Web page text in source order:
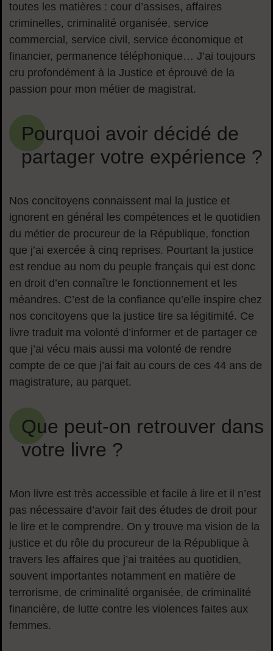
toutes les matières : cour d’assises, affaires
criminelles, criminalité organisée, service
commercial, service civil, service économique et
financier, permanence téléphonique… J’ai toujours
cru profondément à la Justice et éprouvé de la
passion pour mon métier de magistrat.
Pourquoi avoir décidé de
partager votre expérience ?
Nos concitoyens connaissent mal la justice et
ignorent en général les compétences et le quotidien
du métier de procureur de la République, fonction
que j’ai exercée à cinq reprises. Pourtant la justice
est rendue au nom du peuple français qui est donc
en droit d’en connaître le fonctionnement et les
méandres. C’est de la confiance qu’elle inspire chez
nos concitoyens que la justice tire sa légitimité. Ce
livre traduit ma volonté d’informer et de partager ce
que j’ai vécu mais aussi ma volonté de rendre
compte de ce que j’ai fait au cours de ces 44 ans de
magistrature, au parquet.
Que peut-on retrouver dans
votre livre ?
Mon livre est très accessible et facile à lire et il n’est
pas nécessaire d’avoir fait des études de droit pour
le lire et le comprendre. On y trouve ma vision de la
justice et du rôle du procureur de la République à
travers les affaires que j’ai traitées au quotidien,
souvent importantes notamment en matière de
terrorisme, de criminalité organisée, de criminalité
financière, de lutte contre les violences faites aux
femmes.